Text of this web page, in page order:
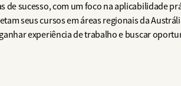
sucesso, com um foco na aplicabilidade
seus cursos em áreas regionais da
experiência de trabalho e buscar